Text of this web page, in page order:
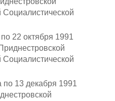
22 октября 1991
по 13 декабря 1991